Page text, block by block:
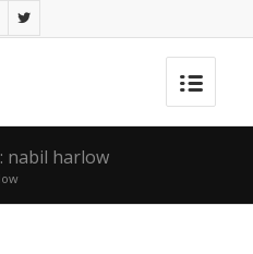
nabil harlow